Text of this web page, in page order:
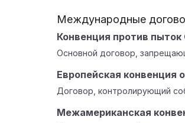
Международные
Конвенция против
Основной договор,
Европейская конвенция
Договор, контролирующий
Межамериканская